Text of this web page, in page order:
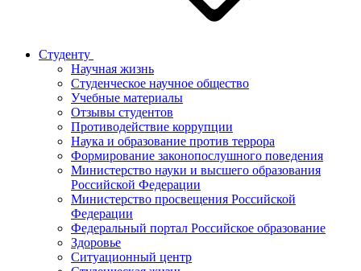
Студенту
Научная жизнь
Студенческое научное общество
Учебные материалы
Отзывы студентов
Противодействие коррупции
Наука и образование против террора
Формирование законопослушного поведения
Министерство науки и высшего образования
Российской Федерации
Министерство просвещения Российской
Федерации
Федеральный портал Российское образование
Здоровье
Ситуационный центр